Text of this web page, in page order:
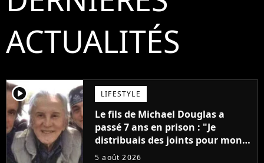
ACTUALITÉS
player2 LIFESTYLE
Le fils de Michael Douglas a
passé 7 ans en prison : "Je
distribuais des joints pour mon
père"
5 août 2026